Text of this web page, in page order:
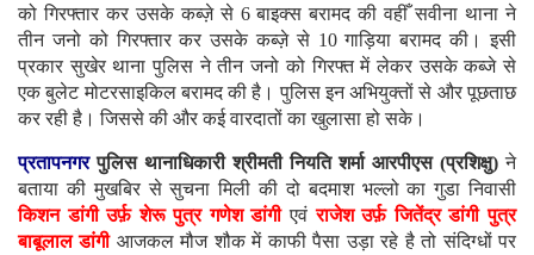
को गिरफ्तार कर उसके कब्ज़े से 6 बाइक्स बरामद की वहीँ सवीना थाना ने
तीन जनो को गिरफ्तार कर उसके कब्ज़े से 10 गाड़िया बरामद की। इसी
प्रकार सुखेर थाना पुलिस ने तीन जनो को गिरफ्त में लेकर उसके कब्जे से
एक बुलेट मोटरसाइकिल बरामद की है। पुलिस इन अभियुक्तों से और पूछताछ
कर रही है। जिससे की और कई वारदातों का खुलासा हो सके।
प्रतापनगर पुलिस थानाधिकारी श्रीमती नियति शर्मा आरपीएस (प्रशिक्षु) ने
बताया की मुखबिर से सुचना मिली की दो बदमाश भल्लो का गुडा निवासी
किशन डांगी उर्फ़ शेरू पुत्र गणेश डांगीएवंराजेश उर्फ़ जितेंद्र डांगी पुत्र
बाबूलाल डांगीआजकल मौज शौक में काफी पैसा उड़ा रहे है तो संदिग्धों पर